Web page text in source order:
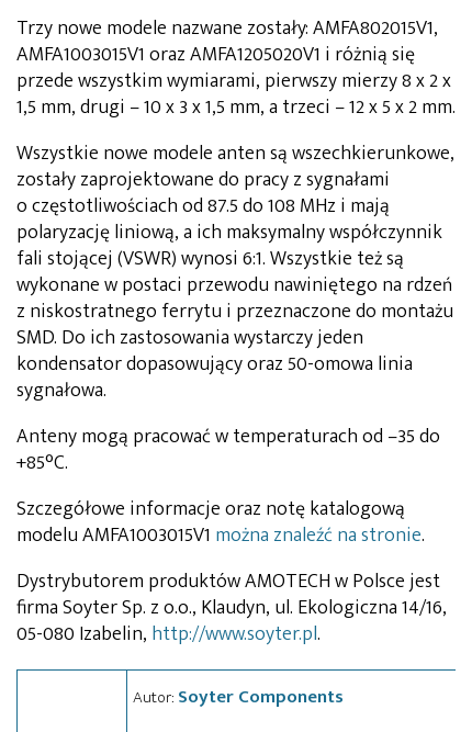
Trzy nowe modele nazwane zostały: AMFA802015V1,
AMFA1003015V1 oraz AMFA1205020V1 i różnią się
przede wszystkim wymiarami, pierwszy mierzy 8 x 2 x
1,5 mm, drugi – 10 x 3 x 1,5 mm, a trzeci – 12 x 5 x 2 mm.
Wszystkie nowe modele anten są wszechkierunkowe,
zostały zaprojektowane do pracy z sygnałami
o częstotliwościach od 87.5 do 108 MHz i mają
polaryzację liniową, a ich maksymalny współczynnik
fali stojącej (VSWR) wynosi 6:1. Wszystkie też są
wykonane w postaci przewodu nawiniętego na rdzeń
z niskostratnego ferrytu i przeznaczone do montażu
SMD. Do ich zastosowania wystarczy jeden
kondensator dopasowujący oraz 50-omowa linia
sygnałowa.
Anteny mogą pracować w temperaturach od –35 do
+85°C.
Szczegółowe informacje oraz notę katalogową
modelu AMFA1003015V1 można znaleźć na stronie.
Dystrybutorem produktów AMOTECH w Polsce jest
firma Soyter Sp. z o.o., Klaudyn, ul. Ekologiczna 14/16,
05-080 Izabelin, http://www.soyter.pl.
Autor: Soyter Components